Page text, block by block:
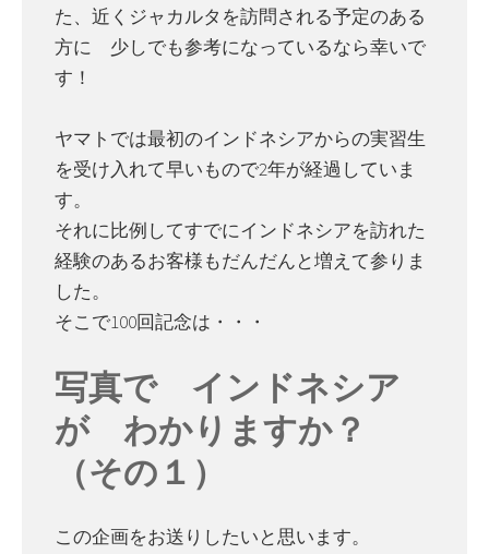
た、近くジャカルタを訪問される予定のある
方に 少しでも参考になっているなら幸いで
す！
ヤマトでは最初のインドネシアからの実習生
を受け入れて早いもので2年が経過していま
す。
それに比例してすでにインドネシアを訪れた
経験のあるお客様もだんだんと増えて参りま
した。
そこで100回記念は・・・
写真で インドネシア
が わかりますか？
（その１）
この企画をお送りしたいと思います。